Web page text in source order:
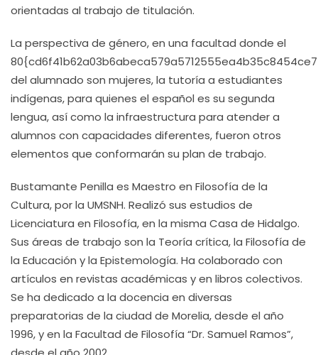
orientadas al trabajo de titulación.
La perspectiva de género, en una facultad donde el
del alumnado son mujeres, la tutoría a estudiantes
indígenas, para quienes el español es su segunda
lengua, así como la infraestructura para atender a
alumnos con capacidades diferentes, fueron otros
elementos que conformarán su plan de trabajo.
Bustamante Penilla es Maestro en Filosofía de la
Cultura, por la UMSNH. Realizó sus estudios de
Licenciatura en Filosofía, en la misma Casa de Hidalgo.
Sus áreas de trabajo son la Teoría crítica, la Filosofía de
la Educación y la Epistemología. Ha colaborado con
artículos en revistas académicas y en libros colectivos.
Se ha dedicado a la docencia en diversas
preparatorias de la ciudad de Morelia, desde el año
1996, y en la Facultad de Filosofía “Dr. Samuel Ramos”,